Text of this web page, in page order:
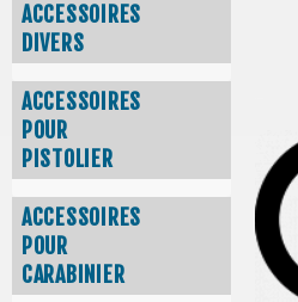
ACCESSOIRES
DIVERS
ACCESSOIRES
POUR
PISTOLIER
ACCESSOIRES
POUR
CARABINIER